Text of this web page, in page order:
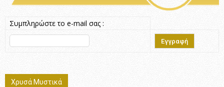
Συμπληρώστε το e-mail σας :
Χρυσά Μυστικά